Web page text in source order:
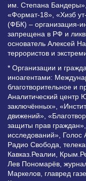
им. Степана
«Формат-18», «Хизб
(ФБК) – организация-
запрещена в РФ и
основатель Алексей
террористов и
* Организации и
иноагентами:
благотворительное и
Аналитический
заключённых»,
движений»,
защиты прав
исследований»,
Радио Свобода,
Кавказ.Реалии,
Лев Пономарёв,
Маркелов, главред